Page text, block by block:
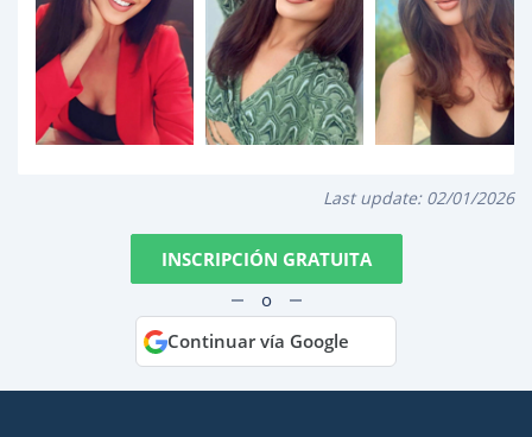
Last update: 02/01/2026
INSCRIPCIÓN GRATUITA
o
Continuar vía Google